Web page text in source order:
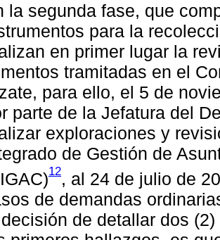
la segunda fase, que
para la
en primer lugar la
tramitadas en el
para ello, el 5 de
parte de la Jefatura del
exploraciones y
de Gestión de
12, al 24 de julio de
de demandas
de detallar dos